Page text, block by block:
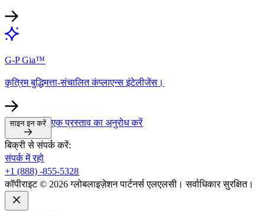
G-P Gia™​​
कृत्रिम बुद्धिमत्ता-संचालित कंप्लाएन्स इंटेलीजेंस।​​
साइन इन करें​​ एक प्रस्ताव का अनुरोध करें​​
बिक्री से संपर्क करें:​​
संपर्क में रहो​​
+1 (888) -855-5328​​
कॉपीराइट © 2026 ग्लोबलाइज़ेशन पार्टनर्स एलएलसी। सर्वाधिकार सुरक्षित।​​